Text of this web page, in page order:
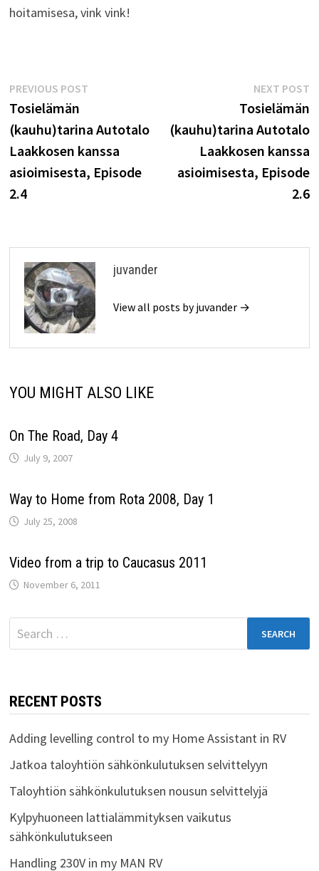
hoitamisesa, vink vink!
Post
navigation
PREVIOUS POSTPrevious
Tosielämän
(kauhu)tarina Autotalo
Laakkosen kanssa
asioimisesta, Episode
2.4
NEXT POST
Tosielämän
(kauhu)tarina Autotalo
Laakkosen kanssa
asioimisesta, Episode
2.6
juvander
View all posts by juvander →
YOU MIGHT ALSO LIKE
On The Road, Day 4
July 9, 2007
Way to Home from Rota 2008, Day 1
July 25, 2008
Video from a trip to Caucasus 2011
November 6, 2011
Search
for:
RECENT POSTS
Adding levelling control to my Home Assistant in RV
Jatkoa taloyhtiön sähkönkulutuksen selvittelyyn
Taloyhtiön sähkönkulutuksen nousun selvittelyjä
Kylpyhuoneen lattialämmityksen vaikutus
sähkönkulutukseen
Handling 230V in my MAN RV